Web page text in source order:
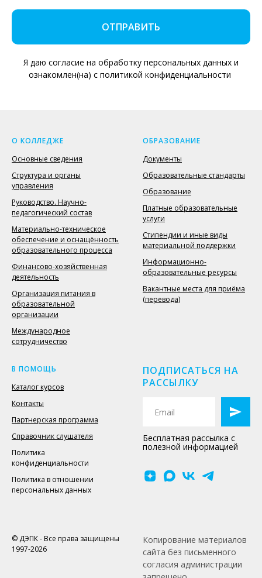
ОТПРАВИТЬ
Я даю согласие на обработку персональных данных и
ознакомлен(на) с политикой конфиденциальности
О КОЛЛЕДЖЕ
Основные сведения
Структура и органы
управления
Руководство. Научно-
педагогический состав
Материально-техническое
обеспечение и оснащённость
образовательного процесса
Финансово-хозяйственная
деятельность
Организация питания в
образовательной
организации
Международное
сотрудничество
ОБРАЗОВАНИЕ
Документы
Образовательные стандарты
Образование
Платные образовательные
услуги
Стипендии и иные виды
материальной поддержки
Информационно-
образовательные ресурсы
Вакантные места для приёма
(перевода)
В ПОМОЩЬ
Каталог курсов
Контакты
Партнерская программа
Справочник слушателя
Политика
конфиденциальности
Политика в отношении
персональных данных
ПОДПИСАТЬСЯ НА
РАССЫЛКУ
Бесплатная рассылка с
полезной информацией
© ДЭПК - Все права защищены
1997-2026
Копирование материалов
сайта без письменного
согласия администрации